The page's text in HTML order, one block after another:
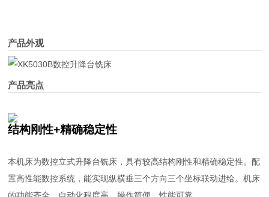
产品外观
产品亮点
结构刚性+精确稳定性
本机床为数控立式升降台铣床，具有较高结构刚性和精确稳定性。配
置高性能数控系统，能实现纵横垂三个方向三个坐标联动进给。机床
的功能齐全，自动化程度高，操作简便，性能可靠。